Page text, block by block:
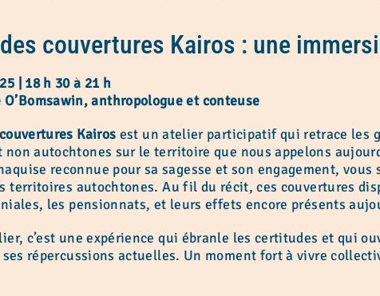
couvertures Kairos : une
| 18 h 30 à 21 h
O’Bomsawin, anthropologue et conteuse
Kairos est un atelier participatif qui retrace les
autochtones sur le territoire que nous appelons
reconnue pour sa sagesse et son engagement,
territoires autochtones. Au fil du récit, ces couvertures
les pensionnats, et leurs effets encore présents
c’est une expérience qui ébranle les certitudes et qui
ses répercussions actuelles. Un moment fort à vivre